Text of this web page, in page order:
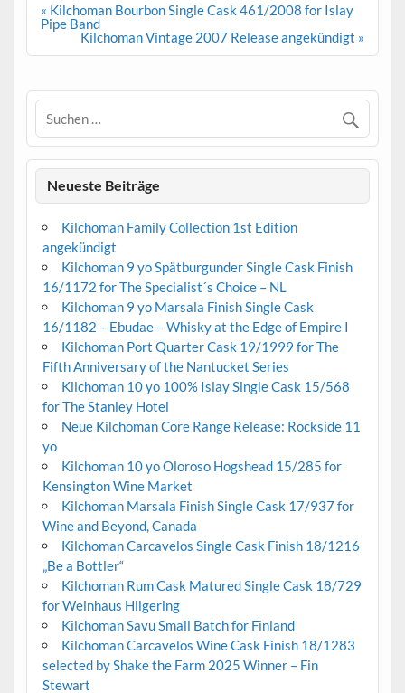
Beitrags-
Navigation
« Kilchoman Bourbon Single Cask 461/2008 for Islay
Pipe Band
Kilchoman Vintage 2007 Release angekündigt »
Neueste Beiträge
Kilchoman Family Collection 1st Edition
angekündigt
Kilchoman 9 yo Spätburgunder Single Cask Finish
16/1172 for The Specialist´s Choice – NL
Kilchoman 9 yo Marsala Finish Single Cask
16/1182 – Ebudae – Whisky at the Edge of Empire I
Kilchoman Port Quarter Cask 19/1999 for The
Fifth Anniversary of the Nantucket Series
Kilchoman 10 yo 100% Islay Single Cask 15/568
for The Stanley Hotel
Neue Kilchoman Core Range Release: Rockside 11
yo
Kilchoman 10 yo Oloroso Hogshead 15/285 for
Kensington Wine Market
Kilchoman Marsala Finish Single Cask 17/937 for
Wine and Beyond, Canada
Kilchoman Carcavelos Single Cask Finish 18/1216
„Be a Bottler“
Kilchoman Rum Cask Matured Single Cask 18/729
for Weinhaus Hilgering
Kilchoman Savu Small Batch for Finland
Kilchoman Carcavelos Wine Cask Finish 18/1283
selected by Shake the Farm 2025 Winner – Fin
Stewart